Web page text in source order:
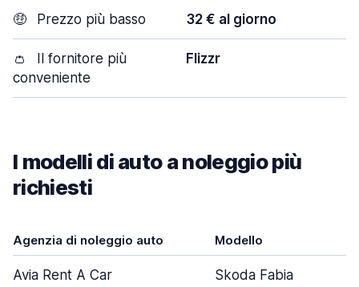
🤑 Prezzo più basso 32 € al giorno
👛
Il fornitore più
conveniente
Flizzr
I modelli di auto a noleggio più
richiesti
Agenzia di noleggio auto Modello
Avia Rent A Car Skoda Fabia